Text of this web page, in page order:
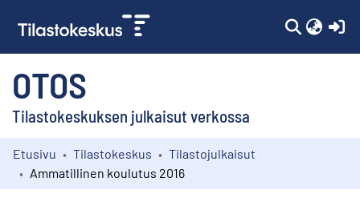
OTOS
Tilastokeskuksen julkaisut verkossa
Kokoelmat
Etusivu Tilastokeskus
Tilastojulkaisut
Ammatillinen koulutus 2016